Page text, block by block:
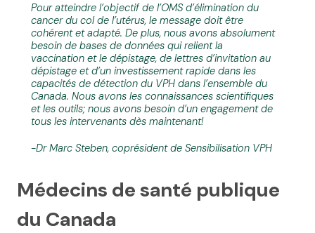
Pour atteindre l’objectif de l’OMS d’élimination du
cancer du col de l’utérus, le message doit être
cohérent et adapté. De plus, nous avons absolument
besoin de bases de données qui relient la
vaccination et le dépistage, de lettres d’invitation au
dépistage et d’un investissement rapide dans les
capacités de détection du VPH dans l’ensemble du
Canada. Nous avons les connaissances scientifiques
et les outils; nous avons besoin d’un engagement de
tous les intervenants dès maintenant!
-Dr Marc Steben, coprésident de Sensibilisation VPH
Médecins de santé publique
du Canada